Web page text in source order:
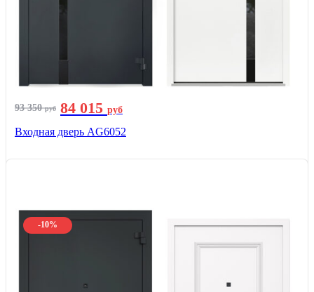
93 350руб 84 015 руб
Входная дверь AG6052
-10%